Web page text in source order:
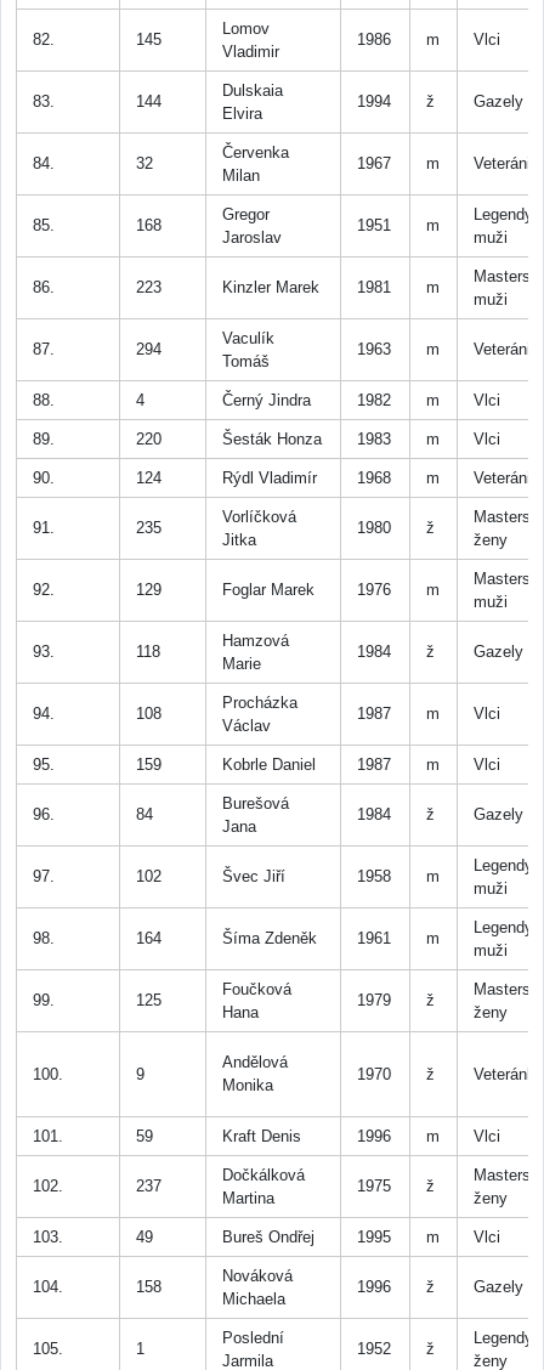
82. 145
Lomov
Vladimir
1986 m Vlci
83. 144
Dulskaia
Elvira
1994 ž Gazely
84. 32
Červenka
Milan
1967 m Veteráni
85. 168
Gregor
Jaroslav
1951 m
Legendy
muži
86. 223 Kinzler Marek 1981 m
Masters
muži
87. 294
Vaculík
Tomáš
1963 m Veteráni
88. 4 Černý Jindra 1982 m Vlci
89. 220 Šesták Honza 1983 m Vlci
90. 124 Rýdl Vladimír 1968 m Veteráni
91. 235
Vorlíčková
Jitka
1980 ž
Masters
ženy
92. 129 Foglar Marek 1976 m
Masters
muži
93. 118
Hamzová
Marie
1984 ž Gazely
94. 108
Procházka
Václav
1987 m Vlci
95. 159 Kobrle Daniel 1987 m Vlci
96. 84
Burešová
Jana
1984 ž Gazely
97. 102 Švec Jiří 1958 m
Legendy
muži
98. 164 Šíma Zdeněk 1961 m
Legendy
muži
99. 125
Foučková
Hana
1979 ž
Masters
ženy
100. 9
Andělová
Monika
1970 ž Veteránky
101. 59 Kraft Denis 1996 m Vlci
102. 237
Dočkálková
Martina
1975 ž
Masters
ženy
103. 49 Bureš Ondřej 1995 m Vlci
104. 158
Nováková
Michaela
1996 ž Gazely
105. 1
Poslední
Jarmila
1952 ž
Legendy
ženy